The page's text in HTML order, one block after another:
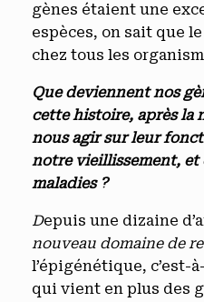
gènes étaient une
espèces, on sait que
chez tous les
Que deviennent nos
cette histoire, après la
nous agir sur leur
notre vieillissement, et
maladies ?
Depuis une dizaine
nouveau domaine de
l’épigénétique, c’est-
qui vient en plus des